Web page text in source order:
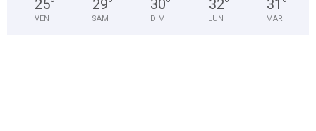
25°
VEN
29°
SAM
30°
DIM
32°
LUN
31 °
MAR